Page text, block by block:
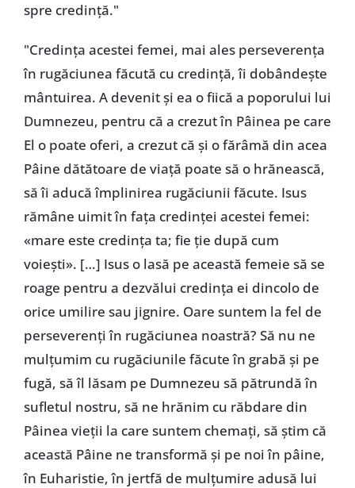
spre credință."
"Credința acestei femei, mai ales perseverența
în rugăciunea făcută cu credință, îi dobândește
mântuirea. A devenit și ea o fiică a poporului lui
Dumnezeu, pentru că a crezut în Pâinea pe care
El o poate oferi, a crezut că și o fărâmă din acea
Pâine dătătoare de viață poate să o hrănească,
să îi aducă împlinirea rugăciunii făcute. Isus
rămâne uimit în fața credinței acestei femei:
«mare este credința ta; fie ție după cum
voiești». […] Isus o lasă pe această femeie să se
roage pentru a dezvălui credința ei dincolo de
orice umilire sau jignire. Oare suntem la fel de
perseverenți în rugăciunea noastră? Să nu ne
mulțumim cu rugăciunile făcute în grabă și pe
fugă, să îl lăsam pe Dumnezeu să pătrundă în
sufletul nostru, să ne hrănim cu răbdare din
Pâinea vieții la care suntem chemați, să știm că
această Pâine ne transformă și pe noi în pâine,
în Euharistie, în jertfă de mulțumire adusă lui